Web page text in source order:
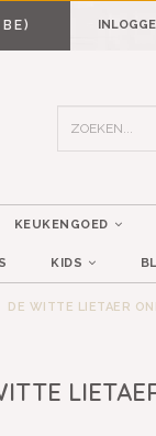
KEUKENGOED
KIDS
DE WITTE LIETAER